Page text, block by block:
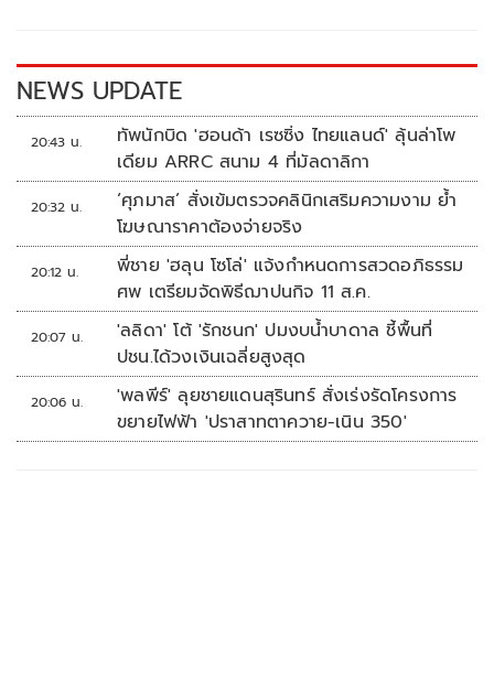
k k
NEWS UPDATE
20:43 น.
ทัพนักบิด 'ฮอนด้า เรซซิ่ง ไทยแลนด์' ลุ้นล่าโพ
เดียม ARRC สนาม 4 ที่มัลดาลิกา
20:32 น.
‘ศุภมาส’ สั่งเข้มตรวจคลินิกเสริมความงาม ย้ำ
โฆษณาราคาต้องจ่ายจริง
20:12 น.
พี่ชาย 'ฮลุน โซโล่' แจ้งกำหนดการสวดอภิธรรม
ศพ เตรียมจัดพิธีฌาปนกิจ 11 ส.ค.
20:07 น.
'ลลิดา' โต้ 'รักชนก' ปมงบน้ำบาดาล ชี้พื้นที่
ปชน.ได้วงเงินเฉลี่ยสูงสุด
20:06 น.
'พลพีร์' ลุยชายแดนสุรินทร์ สั่งเร่งรัดโครงการ
ขยายไฟฟ้า 'ปราสาทตาควาย-เนิน 350'